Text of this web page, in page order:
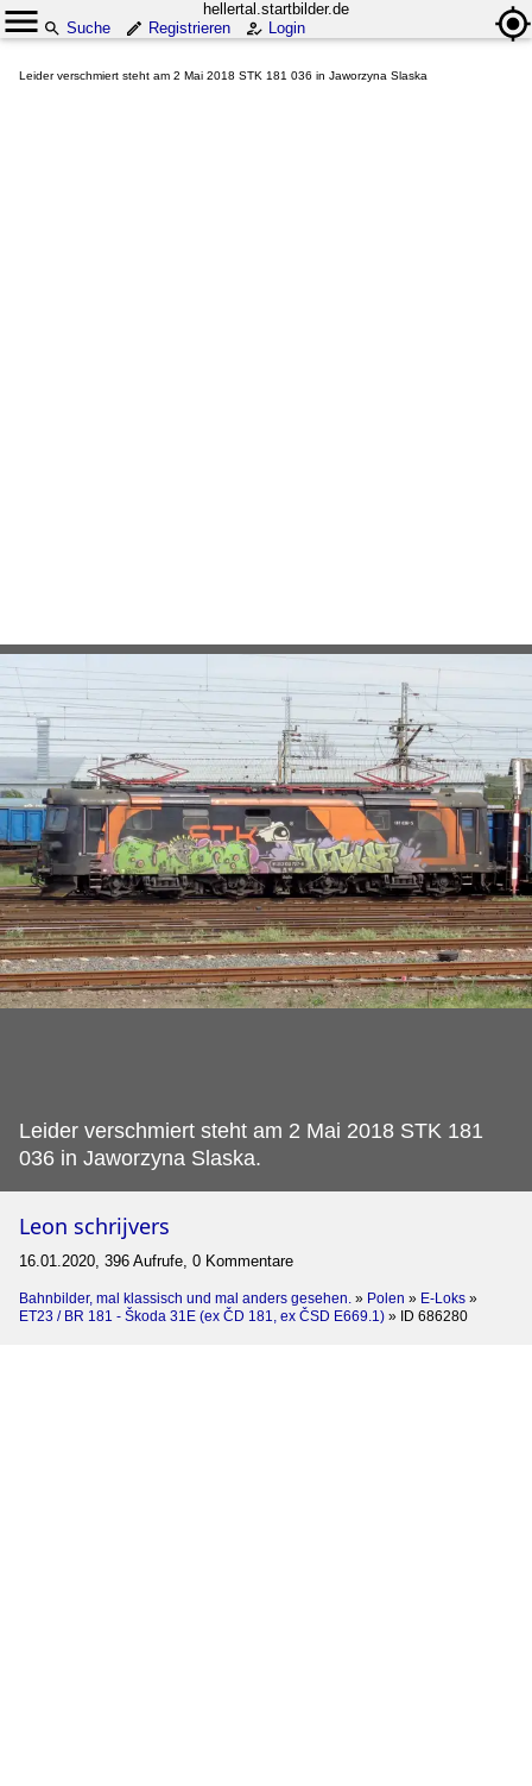
hellertal.startbilder.de
Suche
Registrieren Login
Leider verschmiert steht am 2 Mai 2018 STK 181 036 in Jaworzyna Slaska
Leider verschmiert steht am 2 Mai 2018 STK 181
036 in Jaworzyna Slaska.
Leon schrijvers
16.01.2020, 396 Aufrufe, 0 Kommentare
Bahnbilder, mal klassisch und mal anders gesehen. » Polen » E-Loks »
ET23 / BR 181 - Škoda 31E (ex ČD 181, ex ČSD E669.1) » ID 686280